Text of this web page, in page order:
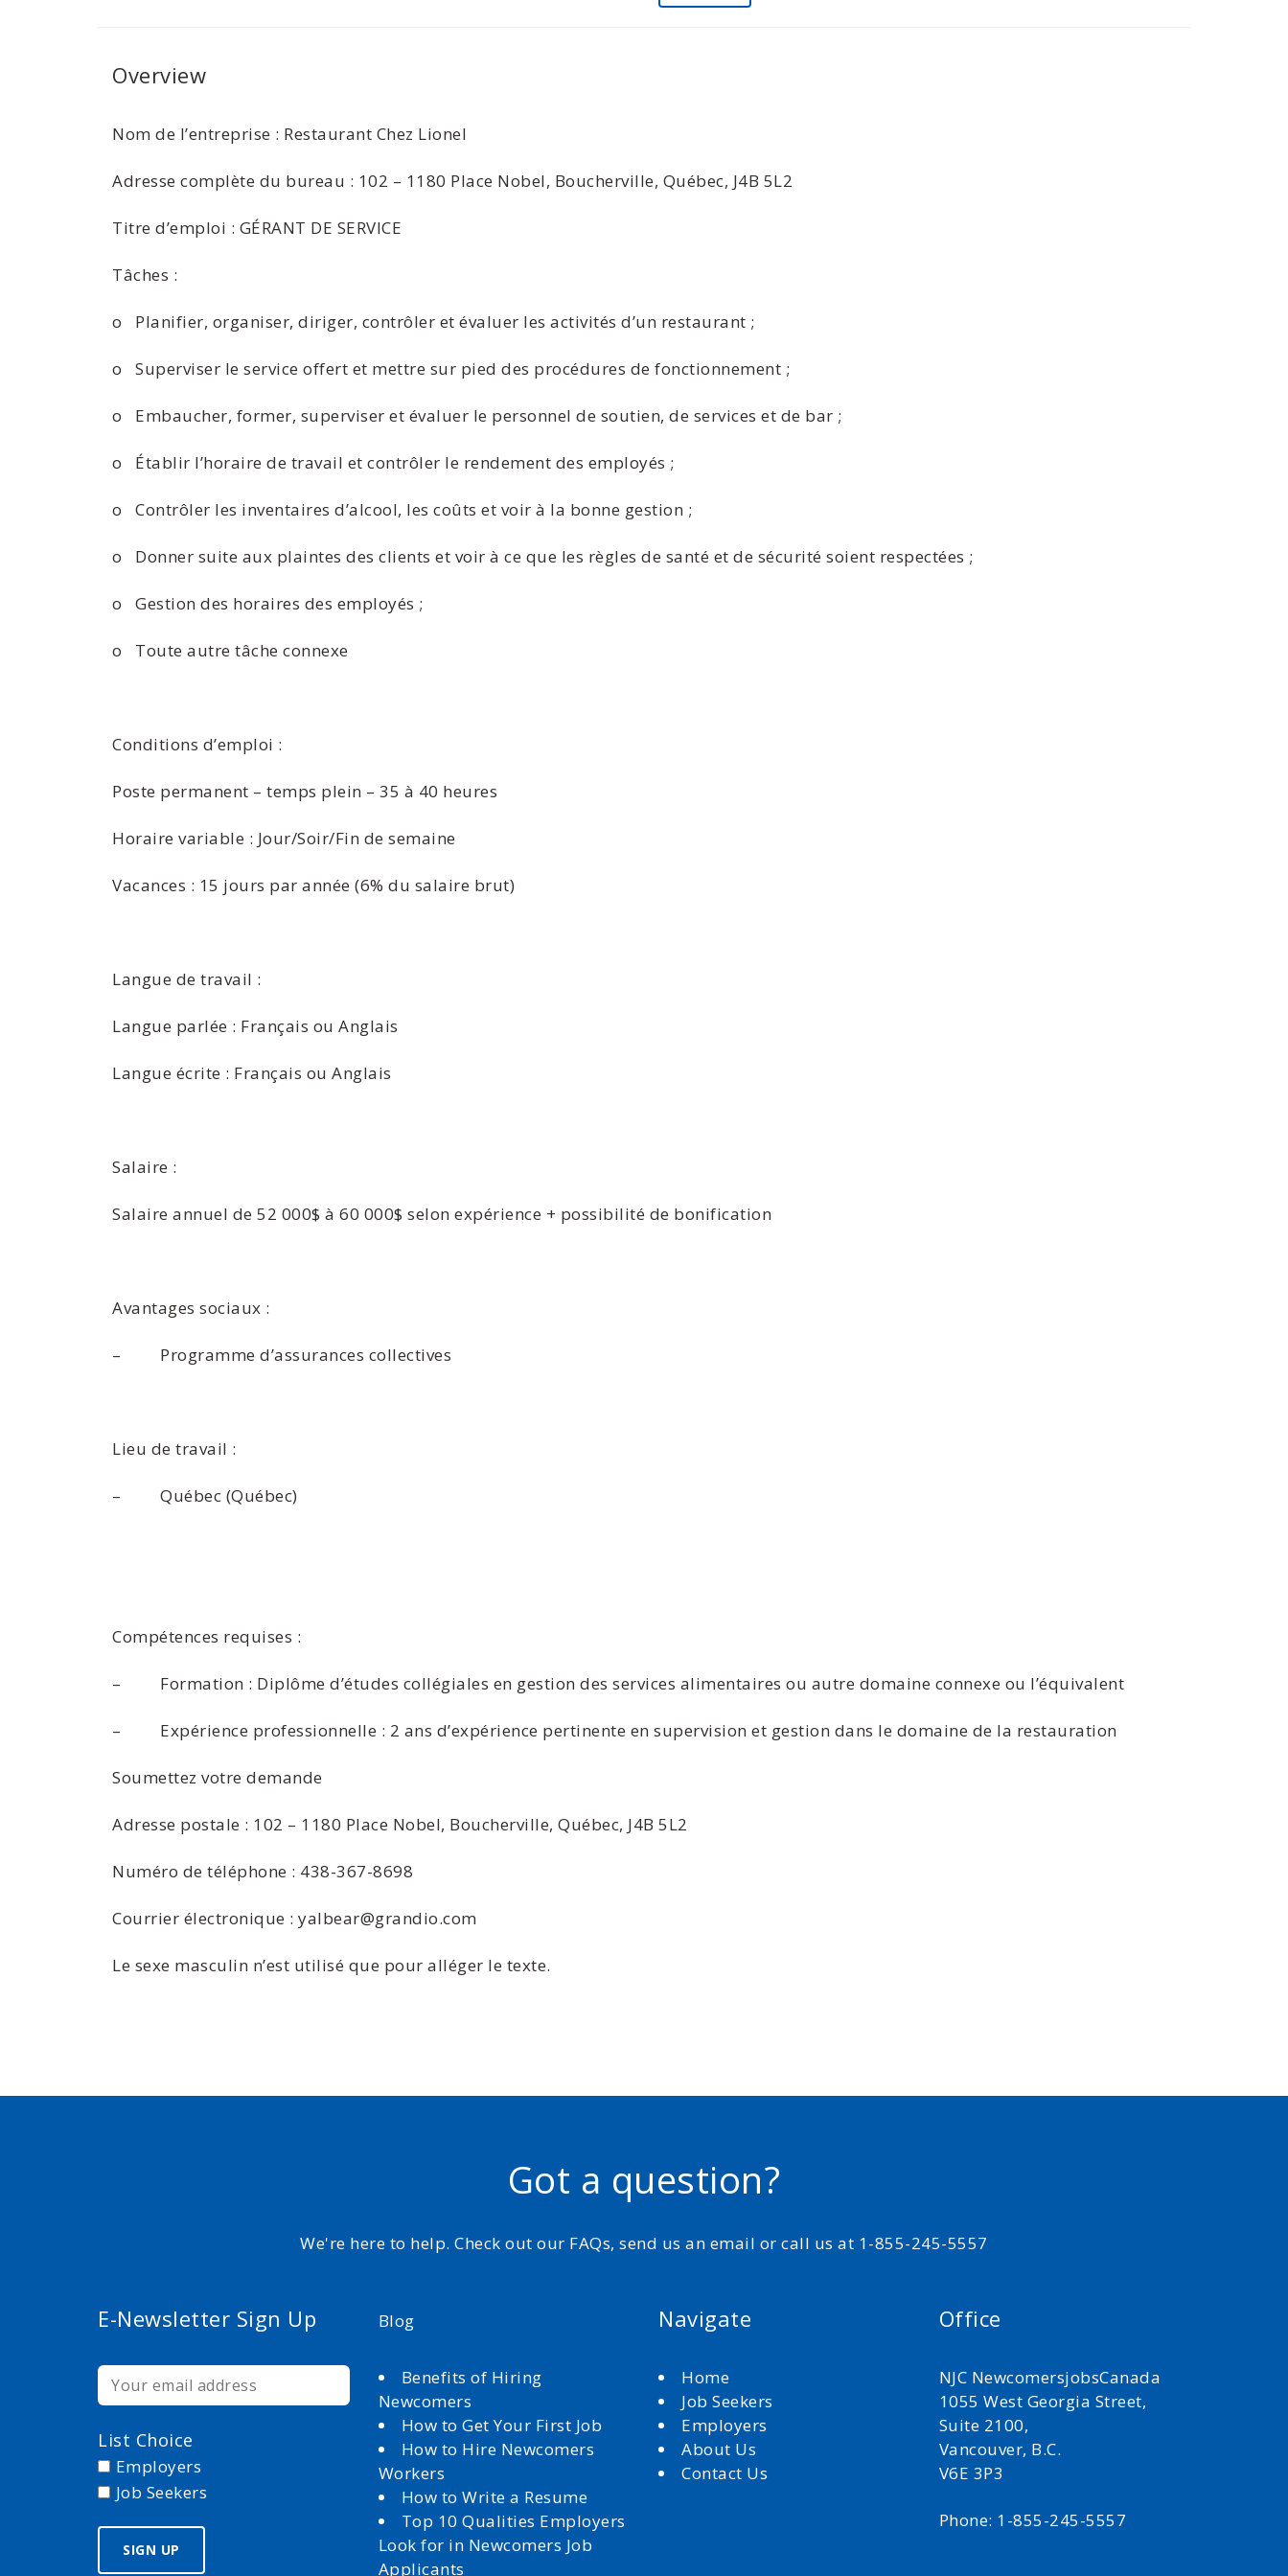
Overview
Nom de l’entreprise : Restaurant Chez Lionel
Adresse complète du bureau : 102 – 1180 Place Nobel, Boucherville, Québec, J4B 5L2
Titre d’emploi : GÉRANT DE SERVICE
Tâches :
o Planifier, organiser, diriger, contrôler et évaluer les activités d’un restaurant ;
o Superviser le service offert et mettre sur pied des procédures de fonctionnement ;
o Embaucher, former, superviser et évaluer le personnel de soutien, de services et de bar ;
o Établir l’horaire de travail et contrôler le rendement des employés ;
o Contrôler les inventaires d’alcool, les coûts et voir à la bonne gestion ;
o Donner suite aux plaintes des clients et voir à ce que les règles de santé et de sécurité soient respectées ;
o Gestion des horaires des employés ;
o Toute autre tâche connexe
Conditions d’emploi :
Poste permanent – temps plein – 35 à 40 heures
Horaire variable : Jour/Soir/Fin de semaine
Vacances : 15 jours par année (6% du salaire brut)
Langue de travail :
Langue parlée : Français ou Anglais
Langue écrite : Français ou Anglais
Salaire :
Salaire annuel de 52 000$ à 60 000$ selon expérience + possibilité de bonification
Avantages sociaux :
– Programme d’assurances collectives
Lieu de travail :
– Québec (Québec)
Compétences requises :
– Formation : Diplôme d’études collégiales en gestion des services alimentaires ou autre domaine connexe ou l’équivalent
– Expérience professionnelle : 2 ans d’expérience pertinente en supervision et gestion dans le domaine de la restauration
Soumettez votre demande
Adresse postale : 102 – 1180 Place Nobel, Boucherville, Québec, J4B 5L2
Numéro de téléphone : 438-367-8698
Courrier électronique : yalbear@grandio.com
Le sexe masculin n’est utilisé que pour alléger le texte.
Got a question?
We're here to help. Check out our FAQs, send us an email or call us at 1-855-245-5557
E-Newsletter Sign Up
List Choice
Employers
Job Seekers
Blog
Benefits of Hiring
Newcomers
How to Get Your First Job
How to Hire Newcomers
Workers
How to Write a Resume
Top 10 Qualities Employers
Look for in Newcomers Job
Applicants
Navigate
Home
Job Seekers
Employers
About Us
Contact Us
Office
NJC NewcomersjobsCanada
1055 West Georgia Street,
Suite 2100,
Vancouver, B.C.
V6E 3P3
Phone: 1-855-245-5557